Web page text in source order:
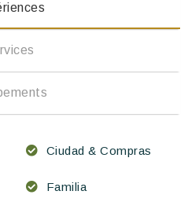
Ciudad & Compras
Familia